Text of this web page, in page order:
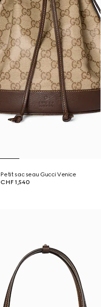
Petit sac seau Gucci Venice
CHF 1,540